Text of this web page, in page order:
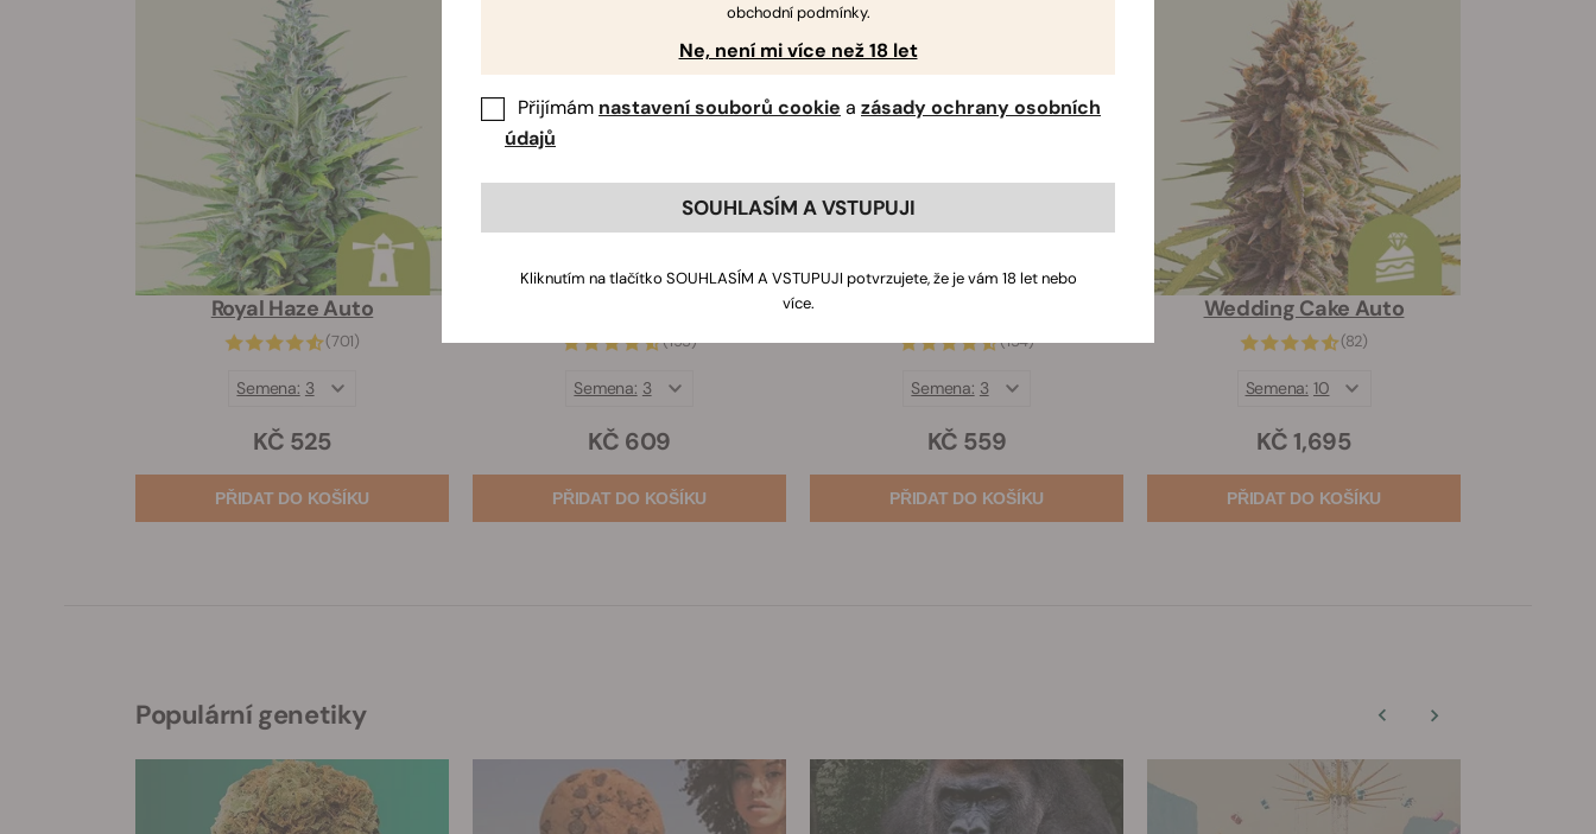
Royal Haze Auto
(701)
KČ 525
Semena: 3
(195)
KČ 609
Semena: 3
(154)
KČ 559
Semena: 3
Wedding Cake Auto
(82)
KČ 1,695
Semena: 10
Populární genetiky
obchodní podmínky.
Ne, není mi více než 18 let
Přijímám nastavení souborů cookie a zásady ochrany osobních
údajů
SOUHLASÍM A VSTUPUJI
Kliknutím na tlačítko SOUHLASÍM A VSTUPUJI potvrzujete, že je vám 18 let nebo
více.